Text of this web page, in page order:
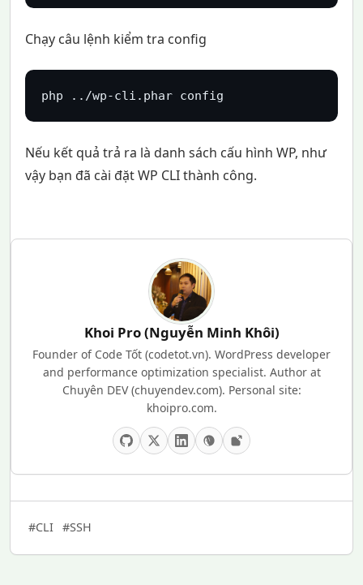
Chạy câu lệnh kiểm tra config
php ../wp-cli.phar config
Nếu kết quả trả ra là danh sách cấu hình WP, như
vậy bạn đã cài đặt WP CLI thành công.
Khoi Pro (Nguyễn Minh Khôi)
Founder of Code Tốt (codetot.vn). WordPress developer
and performance optimization specialist. Author at
Chuyên DEV (chuyendev.com). Personal site:
khoipro.com.
#CLI #SSH